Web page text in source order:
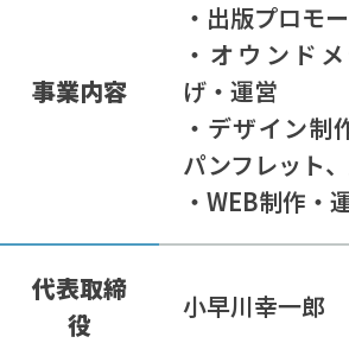
事業内容
・出版プロモ
・オウンド
げ・運営
・デザイン制
パンフレット
・WEB制作・
代表取締
役
小早川幸一郎